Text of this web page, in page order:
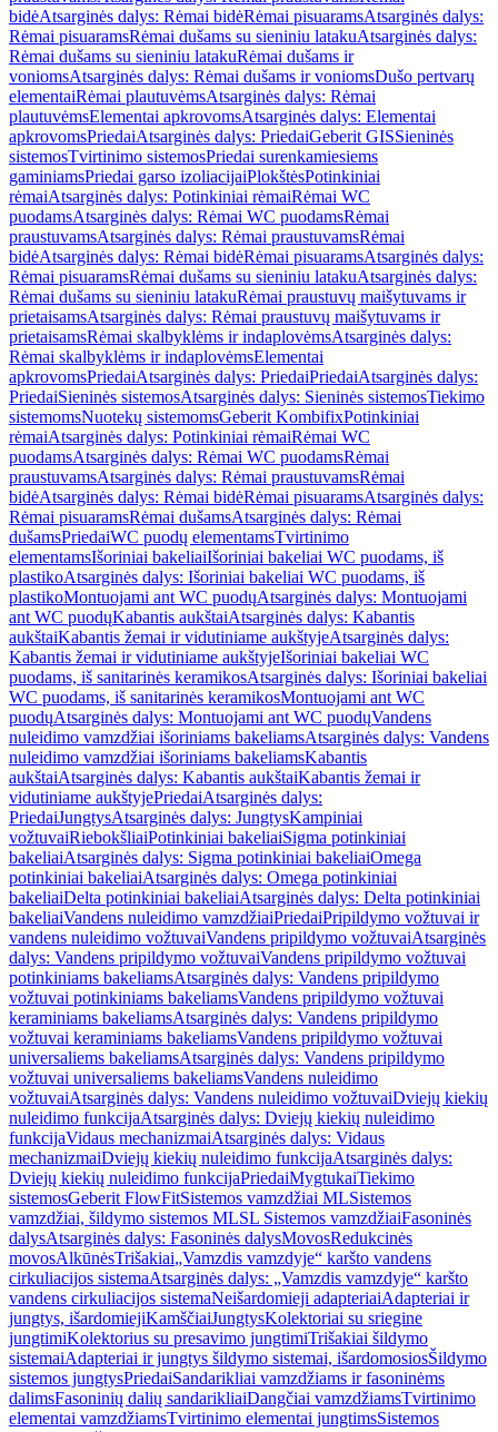
bidėAtsarginės dalys: Rėmai bidėRėmai pisuaramsAtsarginės dalys:
Rėmai pisuaramsRėmai dušams su sieniniu latakuAtsarginės dalys:
Rėmai dušams su sieniniu latakuRėmai dušams ir
voniomsAtsarginės dalys: Rėmai dušams ir voniomsDušo pertvarų
elementaiRėmai plautuvėmsAtsarginės dalys: Rėmai
plautuvėmsElementai apkrovomsAtsarginės dalys: Elementai
apkrovomsPriedaiAtsarginės dalys: PriedaiGeberit GISSieninės
sistemosTvirtinimo sistemosPriedai surenkamiesiems
gaminiamsPriedai garso izoliacijaiPlokštėsPotinkiniai
rėmaiAtsarginės dalys: Potinkiniai rėmaiRėmai WC
puodamsAtsarginės dalys: Rėmai WC puodamsRėmai
praustuvamsAtsarginės dalys: Rėmai praustuvamsRėmai
bidėAtsarginės dalys: Rėmai bidėRėmai pisuaramsAtsarginės dalys:
Rėmai pisuaramsRėmai dušams su sieniniu latakuAtsarginės dalys:
Rėmai dušams su sieniniu latakuRėmai praustuvų maišytuvams ir
prietaisamsAtsarginės dalys: Rėmai praustuvų maišytuvams ir
prietaisamsRėmai skalbyklėms ir indaplovėmsAtsarginės dalys:
Rėmai skalbyklėms ir indaplovėmsElementai
apkrovomsPriedaiAtsarginės dalys: PriedaiPriedaiAtsarginės dalys:
PriedaiSieninės sistemosAtsarginės dalys: Sieninės sistemosTiekimo
sistemomsNuotekų sistemomsGeberit KombifixPotinkiniai
rėmaiAtsarginės dalys: Potinkiniai rėmaiRėmai WC
puodamsAtsarginės dalys: Rėmai WC puodamsRėmai
praustuvamsAtsarginės dalys: Rėmai praustuvamsRėmai
bidėAtsarginės dalys: Rėmai bidėRėmai pisuaramsAtsarginės dalys:
Rėmai pisuaramsRėmai dušamsAtsarginės dalys: Rėmai
dušamsPriedaiWC puodų elementamsTvirtinimo
elementamsIšoriniai bakeliaiIšoriniai bakeliai WC puodams, iš
plastikoAtsarginės dalys: Išoriniai bakeliai WC puodams, iš
plastikoMontuojami ant WC puodųAtsarginės dalys: Montuojami
ant WC puodųKabantis aukštaiAtsarginės dalys: Kabantis
aukštaiKabantis žemai ir vidutiniame aukštyjeAtsarginės dalys:
Kabantis žemai ir vidutiniame aukštyjeIšoriniai bakeliai WC
puodams, iš sanitarinės keramikosAtsarginės dalys: Išoriniai bakeliai
WC puodams, iš sanitarinės keramikosMontuojami ant WC
puodųAtsarginės dalys: Montuojami ant WC puodųVandens
nuleidimo vamzdžiai išoriniams bakeliamsAtsarginės dalys: Vandens
nuleidimo vamzdžiai išoriniams bakeliamsKabantis
aukštaiAtsarginės dalys: Kabantis aukštaiKabantis žemai ir
vidutiniame aukštyjePriedaiAtsarginės dalys:
PriedaiJungtysAtsarginės dalys: JungtysKampiniai
vožtuvaiRiebokšliaiPotinkiniai bakeliaiSigma potinkiniai
bakeliaiAtsarginės dalys: Sigma potinkiniai bakeliaiOmega
potinkiniai bakeliaiAtsarginės dalys: Omega potinkiniai
bakeliaiDelta potinkiniai bakeliaiAtsarginės dalys: Delta potinkiniai
bakeliaiVandens nuleidimo vamzdžiaiPriedaiPripildymo vožtuvai ir
vandens nuleidimo vožtuvaiVandens pripildymo vožtuvaiAtsarginės
dalys: Vandens pripildymo vožtuvaiVandens pripildymo vožtuvai
potinkiniams bakeliamsAtsarginės dalys: Vandens pripildymo
vožtuvai potinkiniams bakeliamsVandens pripildymo vožtuvai
keraminiams bakeliamsAtsarginės dalys: Vandens pripildymo
vožtuvai keraminiams bakeliamsVandens pripildymo vožtuvai
universaliems bakeliamsAtsarginės dalys: Vandens pripildymo
vožtuvai universaliems bakeliamsVandens nuleidimo
vožtuvaiAtsarginės dalys: Vandens nuleidimo vožtuvaiDviejų kiekių
nuleidimo funkcijaAtsarginės dalys: Dviejų kiekių nuleidimo
funkcijaVidaus mechanizmaiAtsarginės dalys: Vidaus
mechanizmaiDviejų kiekių nuleidimo funkcijaAtsarginės dalys:
Dviejų kiekių nuleidimo funkcijaPriedaiMygtukaiTiekimo
sistemosGeberit FlowFitSistemos vamzdžiai MLSistemos
vamzdžiai, šildymo sistemos MLSL Sistemos vamzdžiaiFasoninės
dalysAtsarginės dalys: Fasoninės dalysMovosRedukcinės
movosAlkūnėsTrišakiai„Vamzdis vamzdyje“ karšto vandens
cirkuliacijos sistemaAtsarginės dalys: „Vamzdis vamzdyje“ karšto
vandens cirkuliacijos sistemaNeišardomieji adapteriaiAdapteriai ir
jungtys, išardomiejiKamščiaiJungtysKolektoriai su sriegine
jungtimiKolektorius su presavimo jungtimiTrišakiai šildymo
sistemaiAdapteriai ir jungtys šildymo sistemai, išardomosiosŠildymo
sistemos jungtysPriedaiSandarikliai vamzdžiams ir fasoninėms
dalimsFasoninių dalių sandarikliaiDangčiai vamzdžiamsTvirtinimo
elementai vamzdžiamsTvirtinimo elementai jungtimsSistemos